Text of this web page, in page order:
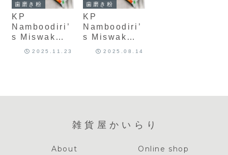
歯磨き粉
KP
Namboodiri’
s Miswak
Toothpaste
磨き粉）100g
2025.11.23
歯磨き粉
KP
Namboodiri’
s Miswak
Toothpaste
磨き粉）40g
2025.08.14
雑貨屋かいらり
About Online shop